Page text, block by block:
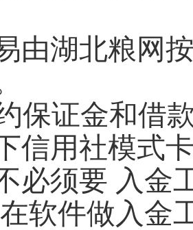
由湖北粮网
保证金和借
信用社模式
必须要 入金
软件做入金